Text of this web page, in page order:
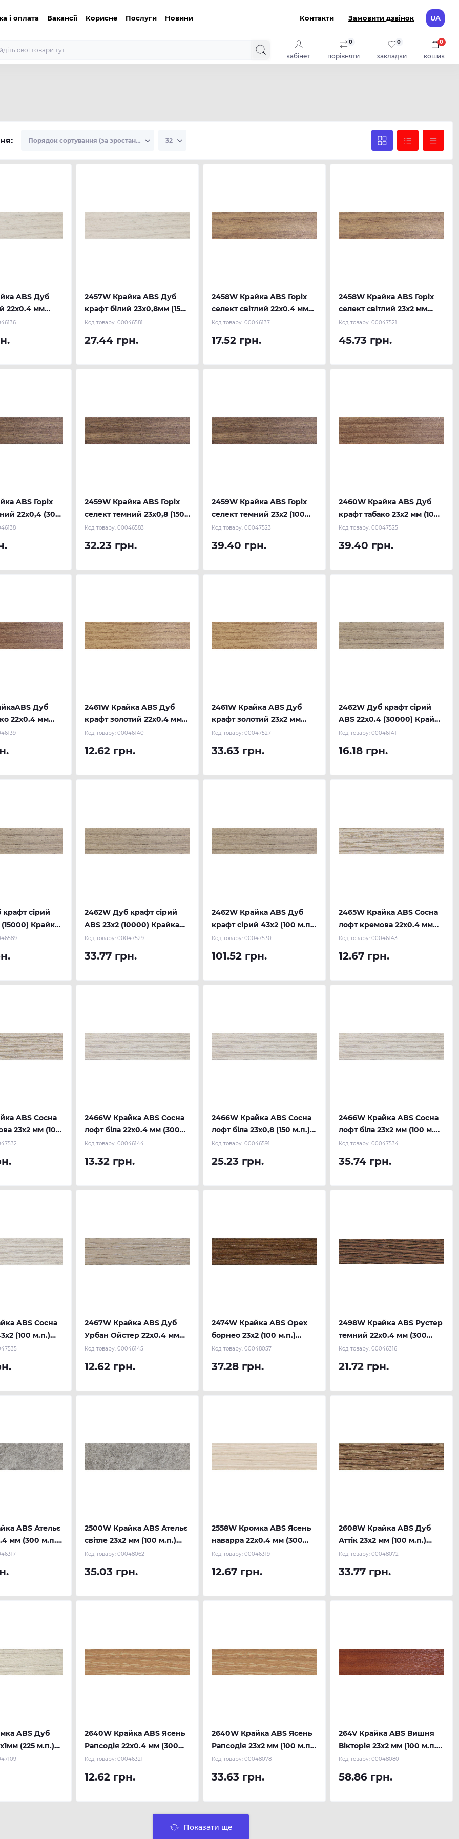
і оплата Вакансії Корисне Послуги Новини Контакти Замовити дзвінок UA
кабінет порівняти
0
закладки
0
кошик
0
ABS Дуб
22х0.4 мм
2457W Крайка ABS Дуб
крафт білий 23х0,8мм (150
м.п.) REHAU
Код товару: 00046581
27.44 грн.
2458W Крайка ABS Горіх
селект світлий 22х0.4 мм
(300 м.п.) REHAU
Код товару: 00046137
17.52 грн.
2458W Крайка ABS Горіх
селект світлий 23х2 мм
(100 м.п.) REHAU
Код товару: 00047521
45.73 грн.
ABS Горіх
22х0,4 (300
2459W Крайка ABS Горіх
селект темний 23х0,8 (150
м.п.) REHAU
Код товару: 00046583
32.23 грн.
2459W Крайка ABS Горіх
селект темний 23х2 (100
м.п.) REHAU
Код товару: 00047523
39.40 грн.
2460W Крайка ABS Дуб
крафт табако 23х2 мм (100
м.п.) REHAU
Код товару: 00047525
39.40 грн.
Дуб
22х0.4 мм
2461W Крайка ABS Дуб
крафт золотий 22х0.4 мм
(300 м.п.) REHAU
Код товару: 00046140
12.62 грн.
2461W Крайка ABS Дуб
крафт золотий 23х2 мм
(100 м.п.) REHAU
Код товару: 00047527
33.63 грн.
2462W Дуб крафт сірий
ABS 22х0.4 (30000) Крайка
REHAU
Код товару: 00046141
16.18 грн.
сірий
Крайка
2462W Дуб крафт сірий
ABS 23х2 (10000) Крайка
REHAU
Код товару: 00047529
33.77 грн.
2462W Крайка ABS Дуб
крафт сірий 43х2 (100 м.п.)
REHAU
Код товару: 00047530
101.52 грн.
2465W Крайка ABS Сосна
лофт кремова 22х0.4 мм
(300 м.п.) REHAU
Код товару: 00046143
12.67 грн.
ABS Сосна
23х2 мм (100
2466W Крайка ABS Сосна
лофт біла 22х0.4 мм (300
м.п.) REHAU
Код товару: 00046144
13.32 грн.
2466W Крайка ABS Сосна
лофт біла 23х0,8 (150 м.п.)
REHAU
Код товару: 00046591
25.23 грн.
2466W Крайка ABS Сосна
лофт біла 23х2 мм (100 м.п.)
REHAU
Код товару: 00047534
35.74 грн.
ABS Сосна
(100 м.п.)
2467W Крайка ABS Дуб
Урбан Ойстер 22х0.4 мм
(300 м.п.) REHAU
Код товару: 00046145
12.62 грн.
2474W Крайка ABS Орех
борнео 23х2 (100 м.п.)
REHAU
Код товару: 00048057
37.28 грн.
2498W Крайка ABS Рустер
темний 22х0.4 мм (300
м.п.) REHAU
Код товару: 00046316
21.72 грн.
ABS Ательє
мм (300 м.п.)
2500W Крайка ABS Ательє
світле 23х2 мм (100 м.п.)
REHAU
Код товару: 00048062
35.03 грн.
2558W Кромка ABS Ясень
наварра 22х0.4 мм (300
м.п.) REHAU
Код товару: 00046319
12.67 грн.
2608W Крайка ABS Дуб
Аттік 23х2 мм (100 м.п.)
REHAU
Код товару: 00048072
33.77 грн.
ABS Дуб
(225 м.п.)
2640W Крайка ABS Ясень
Рапсодія 22х0.4 мм (300
м.п.) REHAU
Код товару: 00046321
12.62 грн.
2640W Крайка ABS Ясень
Рапсодія 23х2 мм (100 м.п.)
REHAU
Код товару: 00048078
33.63 грн.
264V Крайка ABS Вишня
Вікторія 23х2 мм (100 м.п.)
REHAU
Код товару: 00048080
58.86 грн.
Показати ще